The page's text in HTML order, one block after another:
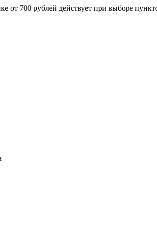
от 700 рублей действует при выборе